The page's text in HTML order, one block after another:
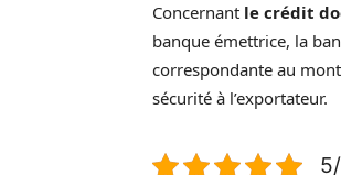
Concernant le crédit
banque émettrice, la
correspondante au
sécurité à l’exportateur.